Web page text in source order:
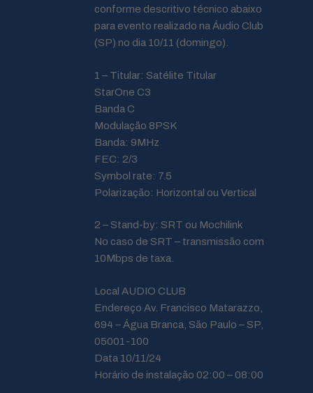
conforme descritivo técnico abaixo
para evento realizado na Áudio Club
(SP) no dia 10/11 (domingo).
1 – Titular: Satélite Titular
StarOne C3
Banda C
Modulação 8PSK
Banda: 9MHz
FEC: 2/3
Symbol rate: 7.5
Polarização: Horizontal ou Vertical
2 – Stand-by: SRT ou Mochilink
No caso de SRT – transmissão com
10Mbps de taxa.
Local AUDIO CLUB
Endereço Av. Francisco Matarazzo,
694 – Água Branca, São Paulo – SP,
05001-100
Data 10/11/24
Horário de instalação 02:00 – 08:00